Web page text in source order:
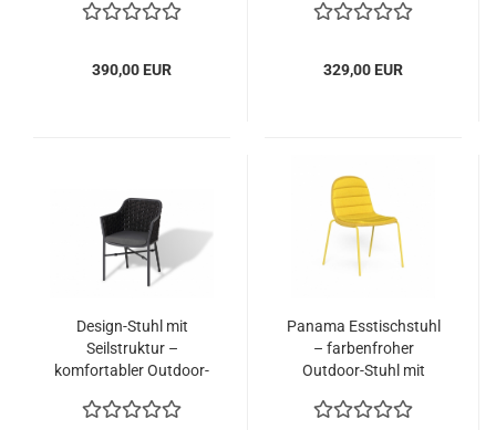
390,00 EUR 329,00 EUR
Design-Stuhl mit
Seilstruktur –
komfortabler Outdoor-
Abende
Panama Esstischstuhl
– farbenfroher
Outdoor-Stuhl mit